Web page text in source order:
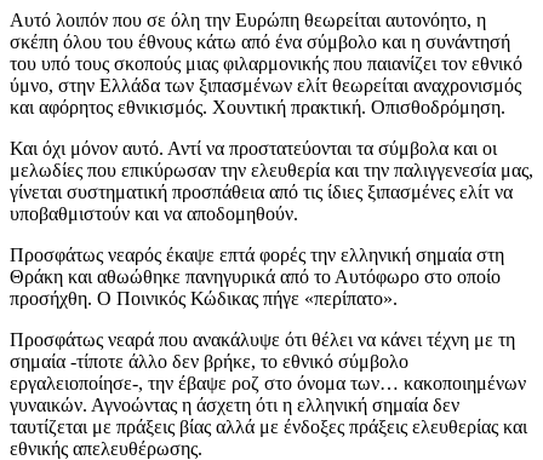
Αυτό λοιπόν που σε όλη την Ευρώπη θεωρείται αυτονόητο, η
σκέπη όλου του έθνους κάτω από ένα σύμβολο και η συνάντησή
του υπό τους σκοπούς μιας φιλαρμονικής που παιανίζει τον εθνικό
ύμνο, στην Ελλάδα των ξιπασμένων ελίτ θεωρείται αναχρονισμός
και αφόρητος εθνικισμός. Χουντική πρακτική. Οπισθοδρόμηση.
Και όχι μόνον αυτό. Αντί να προστατεύονται τα σύμβολα και οι
μελωδίες που επικύρωσαν την ελευθερία και την παλιγγενεσία μας,
γίνεται συστηματική προσπάθεια από τις ίδιες ξιπασμένες ελίτ να
υποβαθμιστούν και να αποδομηθούν.
Προσφάτως νεαρός έκαψε επτά φορές την ελληνική σημαία στη
Θράκη και αθωώθηκε πανηγυρικά από το Αυτόφωρο στο οποίο
προσήχθη. Ο Ποινικός Κώδικας πήγε «περίπατο».
Προσφάτως νεαρά που ανακάλυψε ότι θέλει να κάνει τέχνη με τη
σημαία -τίποτε άλλο δεν βρήκε, το εθνικό σύμβολο
εργαλειοποίησε-, την έβαψε ροζ στο όνομα των… κακοποιημένων
γυναικών. Αγνοώντας η άσχετη ότι η ελληνική σημαία δεν
ταυτίζεται με πράξεις βίας αλλά με ένδοξες πράξεις ελευθερίας και
εθνικής απελευθέρωσης.